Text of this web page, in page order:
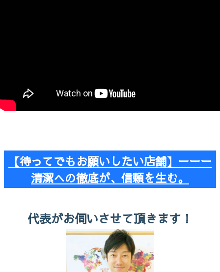
【待ってでもお願いしたい店舗】ーーー
清潔への徹底が、信頼を生む。
代表がお伺いさせて頂きます！